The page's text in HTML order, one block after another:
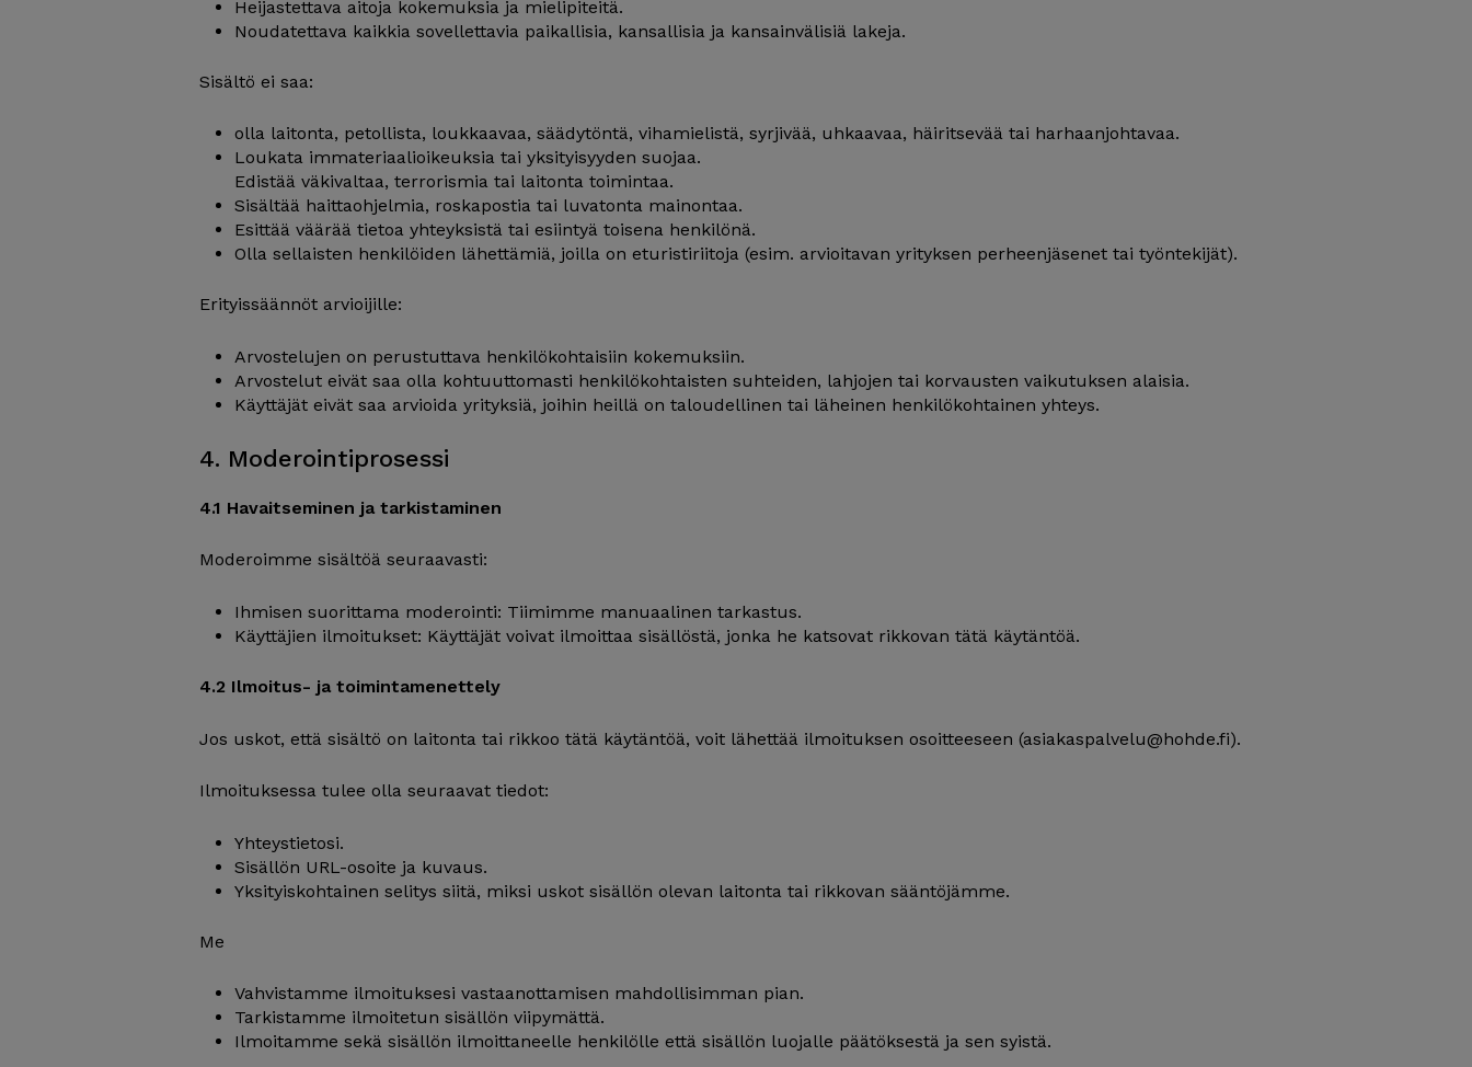
Heijastettava aitoja kokemuksia ja mielipiteitä.
Noudatettava kaikkia sovellettavia paikallisia, kansallisia ja kansainvälisiä lakeja.
Sisältö ei saa:
olla laitonta, petollista, loukkaavaa, säädytöntä, vihamielistä, syrjivää, uhkaavaa, häiritsevää tai harhaanjohtavaa.
Loukata immateriaalioikeuksia tai yksityisyyden suojaa.
Edistää väkivaltaa, terrorismia tai laitonta toimintaa.
Sisältää haittaohjelmia, roskapostia tai luvatonta mainontaa.
Esittää väärää tietoa yhteyksistä tai esiintyä toisena henkilönä.
Olla sellaisten henkilöiden lähettämiä, joilla on eturistiriitoja (esim. arvioitavan yrityksen perheenjäsenet tai työntekijät).
Erityissäännöt arvioijille:
Arvostelujen on perustuttava henkilökohtaisiin kokemuksiin.
Arvostelut eivät saa olla kohtuuttomasti henkilökohtaisten suhteiden, lahjojen tai korvausten vaikutuksen alaisia.
Käyttäjät eivät saa arvioida yrityksiä, joihin heillä on taloudellinen tai läheinen henkilökohtainen yhteys.
4. Moderointiprosessi
4.1 Havaitseminen ja tarkistaminen
Moderoimme sisältöä seuraavasti:
Ihmisen suorittama moderointi: Tiimimme manuaalinen tarkastus.
Käyttäjien ilmoitukset: Käyttäjät voivat ilmoittaa sisällöstä, jonka he katsovat rikkovan tätä käytäntöä.
4.2 Ilmoitus- ja toimintamenettely
Jos uskot, että sisältö on laitonta tai rikkoo tätä käytäntöä, voit lähettää ilmoituksen osoitteeseen (asiakaspalvelu@hohde.fi).
Ilmoituksessa tulee olla seuraavat tiedot:
Yhteystietosi.
Sisällön URL-osoite ja kuvaus.
Yksityiskohtainen selitys siitä, miksi uskot sisällön olevan laitonta tai rikkovan sääntöjämme.
Me
Vahvistamme ilmoituksesi vastaanottamisen mahdollisimman pian.
Tarkistamme ilmoitetun sisällön viipymättä.
Ilmoitamme sekä sisällön ilmoittaneelle henkilölle että sisällön luojalle päätöksestä ja sen syistä.